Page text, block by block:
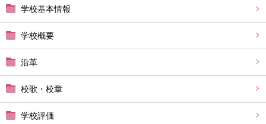
学校基本情報
学校概要
沿革
校歌・校章
学校評価